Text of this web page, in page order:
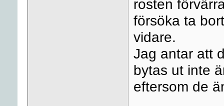
rosten
försöka ta
vidare.
Jag antar att
bytas ut inte
eftersom de